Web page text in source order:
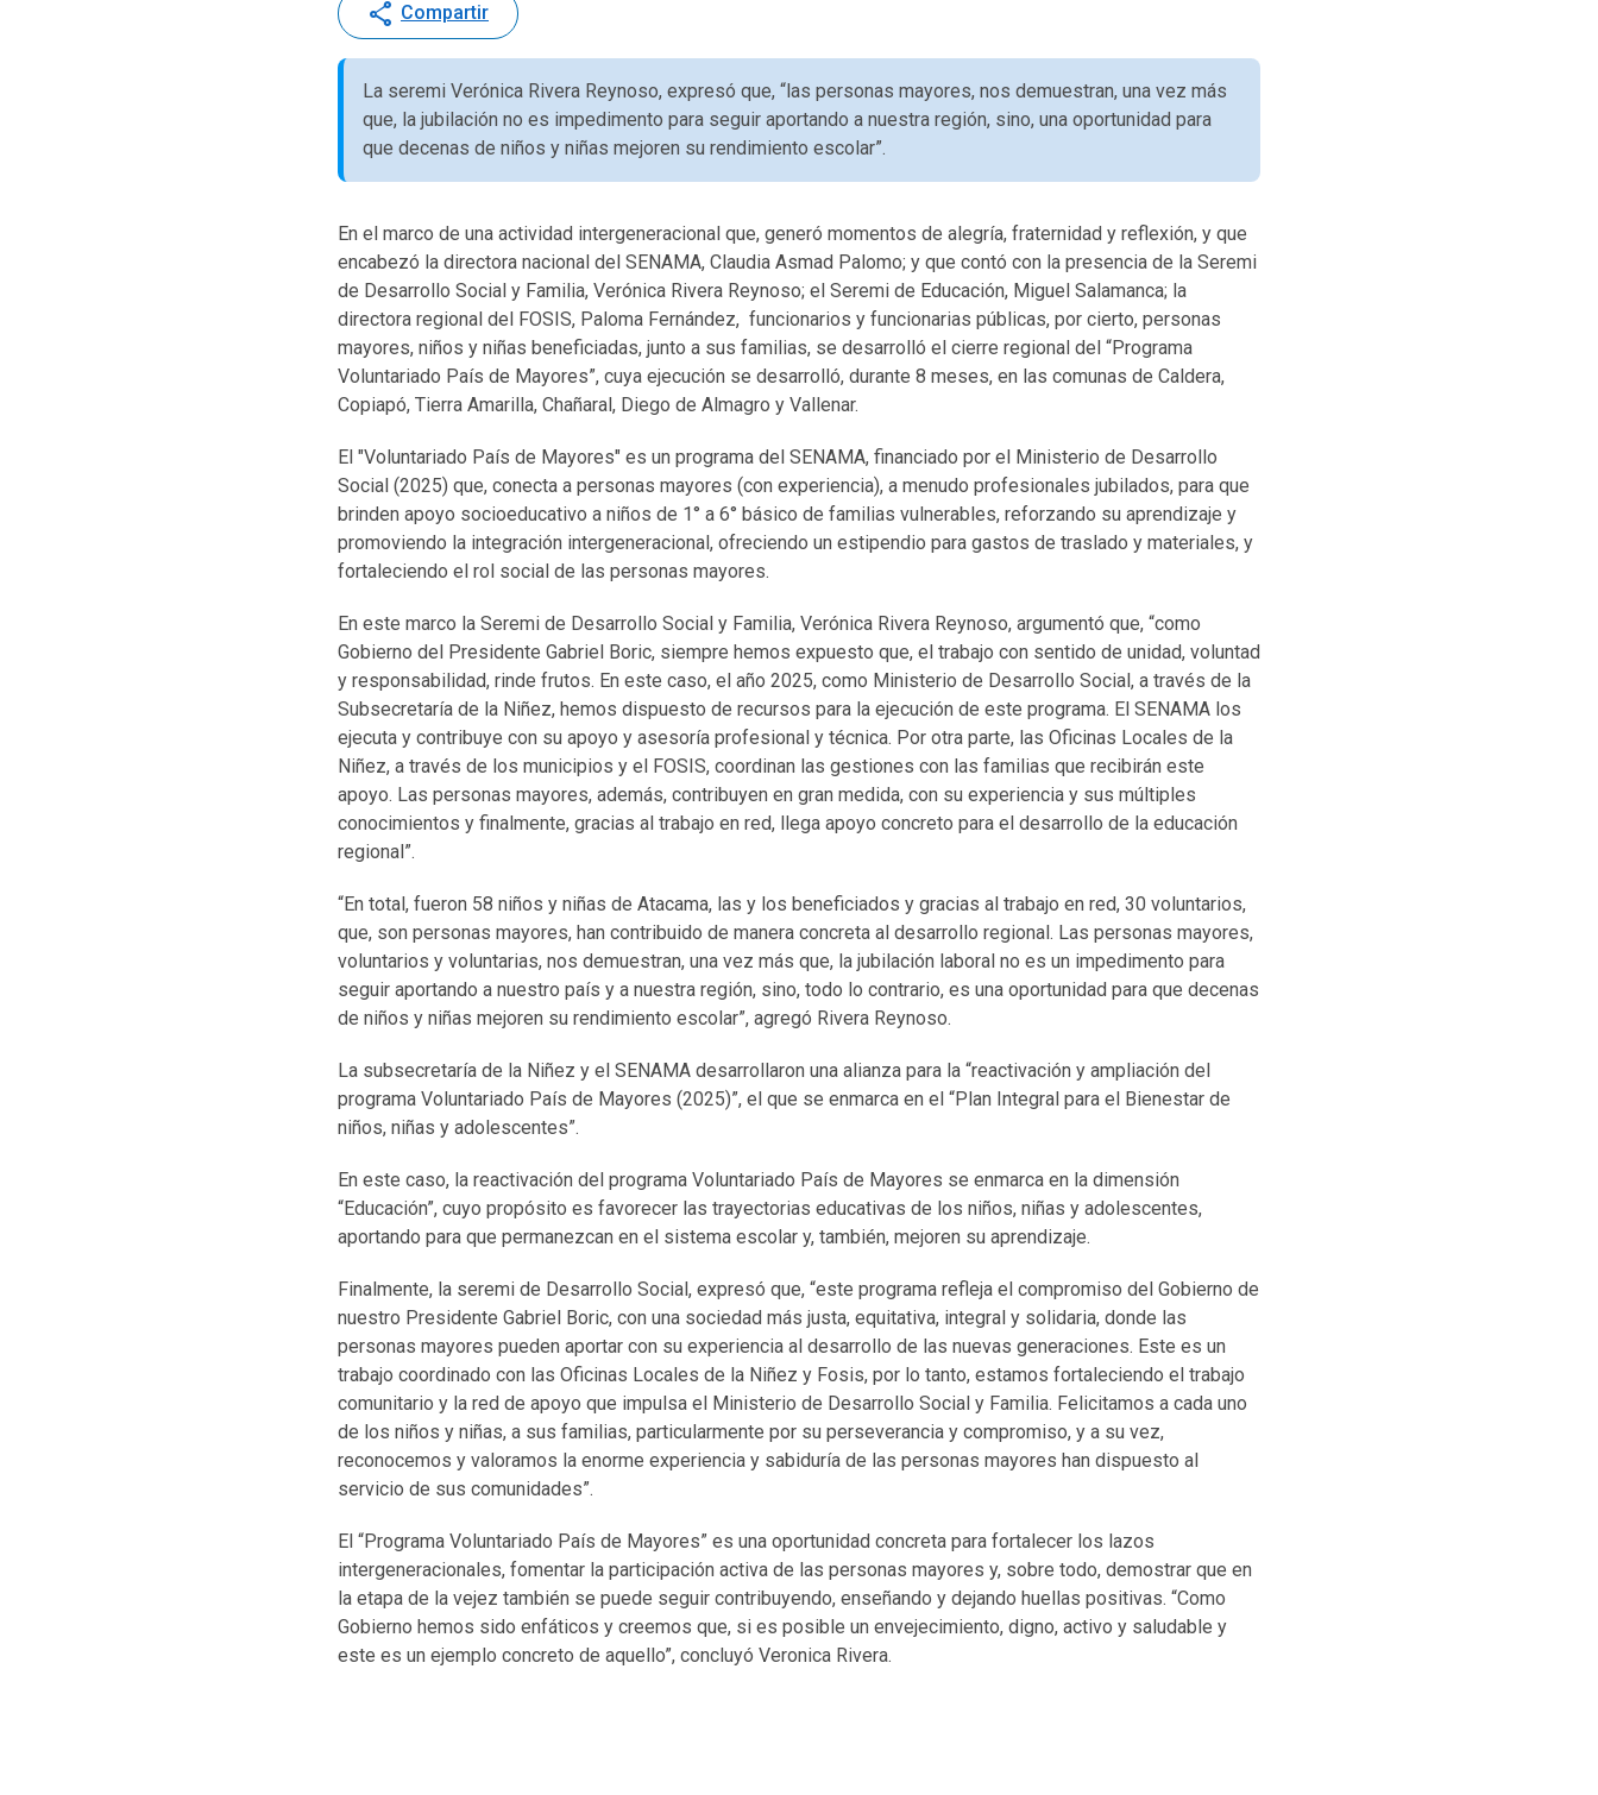
share Compartir
La seremi Verónica Rivera Reynoso, expresó que, “las personas mayores, nos demuestran, una vez más
que, la jubilación no es impedimento para seguir aportando a nuestra región, sino, una oportunidad para
que decenas de niños y niñas mejoren su rendimiento escolar”.
En el marco de una actividad intergeneracional que, generó momentos de alegría, fraternidad y reflexión, y que
encabezó la directora nacional del SENAMA, Claudia Asmad Palomo; y que contó con la presencia de la Seremi
de Desarrollo Social y Familia, Verónica Rivera Reynoso; el Seremi de Educación, Miguel Salamanca; la
directora regional del FOSIS, Paloma Fernández, funcionarios y funcionarias públicas, por cierto, personas
mayores, niños y niñas beneficiadas, junto a sus familias, se desarrolló el cierre regional del “Programa
Voluntariado País de Mayores”, cuya ejecución se desarrolló, durante 8 meses, en las comunas de Caldera,
Copiapó, Tierra Amarilla, Chañaral, Diego de Almagro y Vallenar.
El "Voluntariado País de Mayores" es un programa del SENAMA, financiado por el Ministerio de Desarrollo
Social (2025) que, conecta a personas mayores (con experiencia), a menudo profesionales jubilados, para que
brinden apoyo socioeducativo a niños de 1° a 6° básico de familias vulnerables, reforzando su aprendizaje y
promoviendo la integración intergeneracional, ofreciendo un estipendio para gastos de traslado y materiales, y
fortaleciendo el rol social de las personas mayores.
En este marco la Seremi de Desarrollo Social y Familia, Verónica Rivera Reynoso, argumentó que, “como
Gobierno del Presidente Gabriel Boric, siempre hemos expuesto que, el trabajo con sentido de unidad, voluntad
y responsabilidad, rinde frutos. En este caso, el año 2025, como Ministerio de Desarrollo Social, a través de la
Subsecretaría de la Niñez, hemos dispuesto de recursos para la ejecución de este programa. El SENAMA los
ejecuta y contribuye con su apoyo y asesoría profesional y técnica. Por otra parte, las Oficinas Locales de la
Niñez, a través de los municipios y el FOSIS, coordinan las gestiones con las familias que recibirán este
apoyo. Las personas mayores, además, contribuyen en gran medida, con su experiencia y sus múltiples
conocimientos y finalmente, gracias al trabajo en red, llega apoyo concreto para el desarrollo de la educación
regional”.
“En total, fueron 58 niños y niñas de Atacama, las y los beneficiados y gracias al trabajo en red, 30 voluntarios,
que, son personas mayores, han contribuido de manera concreta al desarrollo regional. Las personas mayores,
voluntarios y voluntarias, nos demuestran, una vez más que, la jubilación laboral no es un impedimento para
seguir aportando a nuestro país y a nuestra región, sino, todo lo contrario, es una oportunidad para que decenas
de niños y niñas mejoren su rendimiento escolar”, agregó Rivera Reynoso.
La subsecretaría de la Niñez y el SENAMA desarrollaron una alianza para la “reactivación y ampliación del
programa Voluntariado País de Mayores (2025)”, el que se enmarca en el “Plan Integral para el Bienestar de
niños, niñas y adolescentes”.
En este caso, la reactivación del programa Voluntariado País de Mayores se enmarca en la dimensión
“Educación”, cuyo propósito es favorecer las trayectorias educativas de los niños, niñas y adolescentes,
aportando para que permanezcan en el sistema escolar y, también, mejoren su aprendizaje.
Finalmente, la seremi de Desarrollo Social, expresó que, “este programa refleja el compromiso del Gobierno de
nuestro Presidente Gabriel Boric, con una sociedad más justa, equitativa, integral y solidaria, donde las
personas mayores pueden aportar con su experiencia al desarrollo de las nuevas generaciones. Este es un
trabajo coordinado con las Oficinas Locales de la Niñez y Fosis, por lo tanto, estamos fortaleciendo el trabajo
comunitario y la red de apoyo que impulsa el Ministerio de Desarrollo Social y Familia. Felicitamos a cada uno
de los niños y niñas, a sus familias, particularmente por su perseverancia y compromiso, y a su vez,
reconocemos y valoramos la enorme experiencia y sabiduría de las personas mayores han dispuesto al
servicio de sus comunidades”.
El “Programa Voluntariado País de Mayores” es una oportunidad concreta para fortalecer los lazos
intergeneracionales, fomentar la participación activa de las personas mayores y, sobre todo, demostrar que en
la etapa de la vejez también se puede seguir contribuyendo, enseñando y dejando huellas positivas. “Como
Gobierno hemos sido enfáticos y creemos que, si es posible un envejecimiento, digno, activo y saludable y
este es un ejemplo concreto de aquello”, concluyó Veronica Rivera.